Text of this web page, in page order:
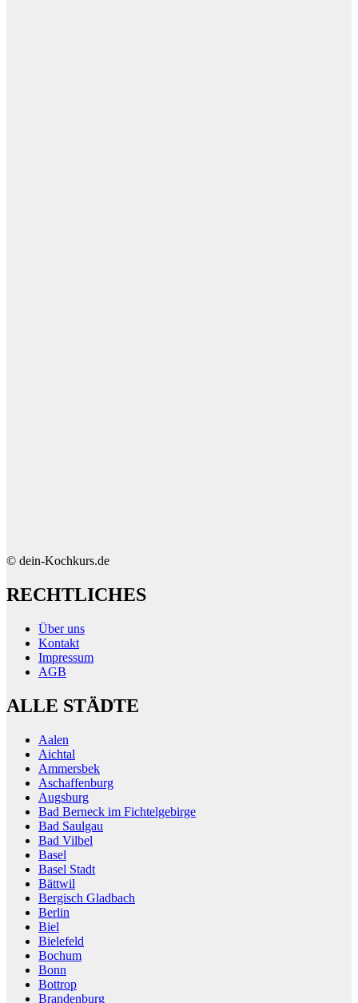
© dein-Kochkurs.de
RECHTLICHES
Über uns
Kontakt
Impressum
AGB
ALLE STÄDTE
Aalen
Aichtal
Ammersbek
Aschaffenburg
Augsburg
Bad Berneck im Fichtelgebirge
Bad Saulgau
Bad Vilbel
Basel
Basel Stadt
Bättwil
Bergisch Gladbach
Berlin
Biel
Bielefeld
Bochum
Bonn
Bottrop
Brandenburg